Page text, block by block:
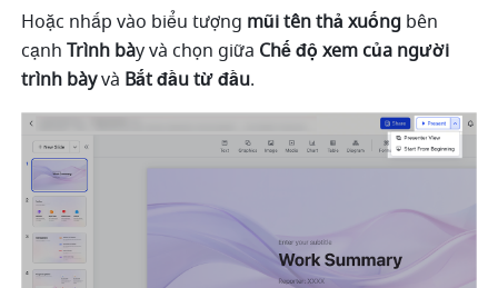
Hoặc nhấp vào biểu tượng mũi tên thả xuống bên
cạnh Trình bày và chọn giữa Chế độ xem của người
trình bày và Bắt đầu từ đầu.